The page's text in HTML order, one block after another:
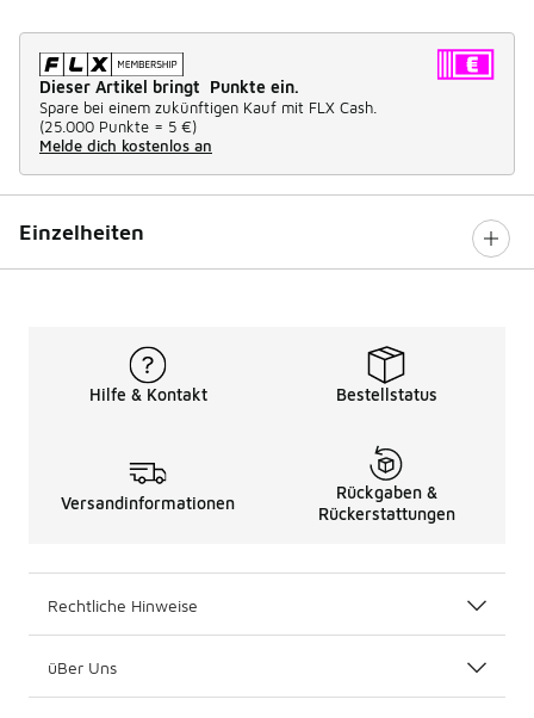
Dieser Artikel bringt Punkte ein.
Spare bei einem zukünftigen Kauf mit FLX Cash.
(25.000 Punkte = 5 €)
Melde dich kostenlos an
Einzelheiten
Hilfe & Kontakt Bestellstatus
Versandinformationen
Rückgaben &
Rückerstattungen
Rechtliche Hinweise
üBer Uns